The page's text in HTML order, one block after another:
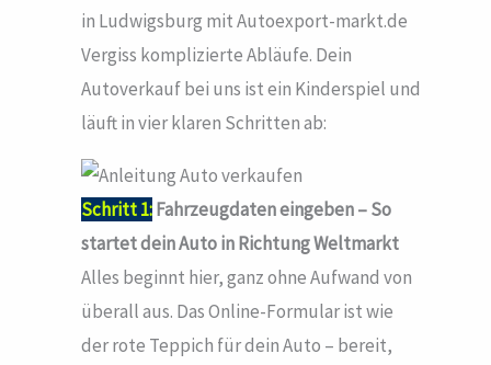
in Ludwigsburg mit Autoexport-markt.de
Vergiss komplizierte Abläufe. Dein
Autoverkauf bei uns ist ein Kinderspiel und
läuft in vier klaren Schritten ab:
Schritt 1:Fahrzeugdaten eingeben – So
startet dein Auto in Richtung Weltmarkt
Alles beginnt hier, ganz ohne Aufwand von
überall aus. Das Online-Formular ist wie
der rote Teppich für dein Auto – bereit,